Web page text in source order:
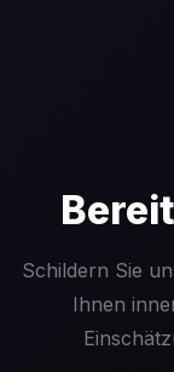
Schildern Sie
Ihnen